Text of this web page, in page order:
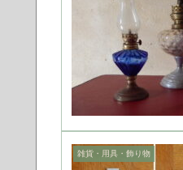
雑貨・用具・飾り物